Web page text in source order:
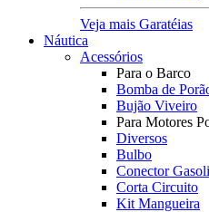
Veja mais Garatéias
Náutica
Acessórios
Para o Barco
Bomba de
Bujão Viveiro
Para Motores
Diversos
Bulbo
Conector
Corta Circuito
Kit Mangueira